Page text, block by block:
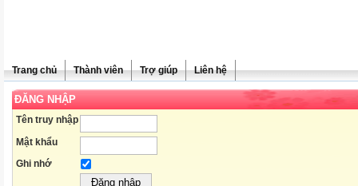
Trang chủ Thành viên Trợ giúp Liên hệ
ĐĂNG NHẬP
Tên truy nhập
Mật khẩu
Ghi nhớ